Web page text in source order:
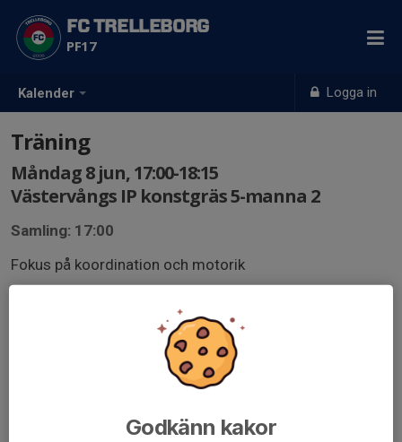
Kalender Logga in
FC TRELLEBORG
PF17
Träning
Måndag 8 jun, 17:00-18:15
Västervångs IP konstgräs 5-manna 2
Samling: 17:00
Fokus på koordination och motorik
Godkänn kakor